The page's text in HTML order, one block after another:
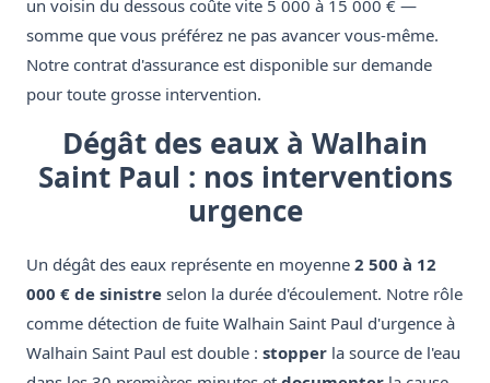
un voisin du dessous coûte vite 5 000 à 15 000 € —
somme que vous préférez ne pas avancer vous-même.
Notre contrat d'assurance est disponible sur demande
pour toute grosse intervention.
Dégât des eaux à Walhain
Saint Paul : nos interventions
urgence
Un dégât des eaux représente en moyenne 2 500 à 12
000 € de sinistre selon la durée d'écoulement. Notre rôle
comme détection de fuite Walhain Saint Paul d'urgence à
Walhain Saint Paul est double : stopper la source de l'eau